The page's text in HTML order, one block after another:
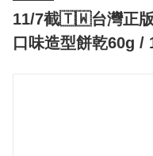
11/7截🇹🇼台灣正
口味造型餅乾60g /